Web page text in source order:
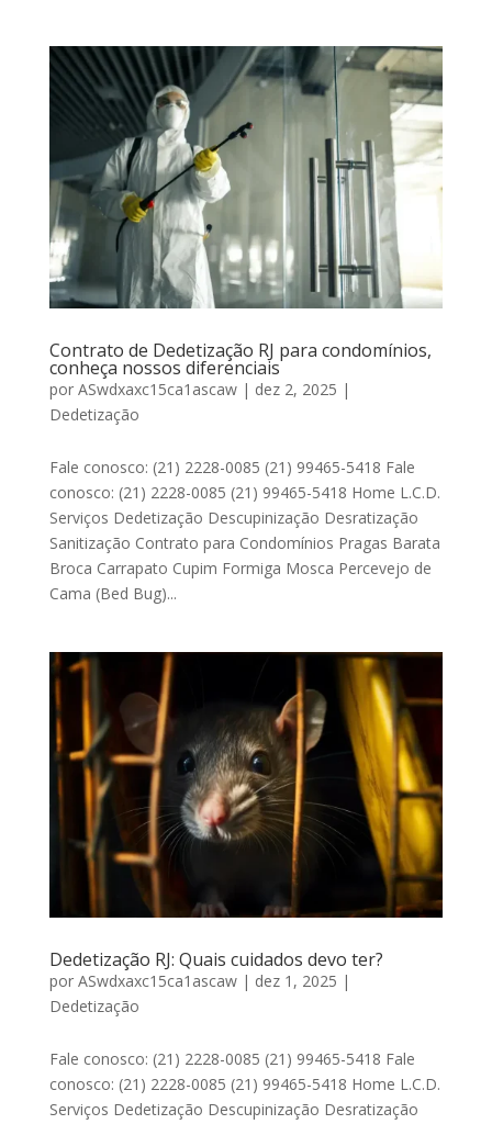
Contrato de Dedetização RJ para condomínios,
conheça nossos diferenciais
por ASwdxaxc15ca1ascaw| dez 2, 2025 |
Dedetização
Fale conosco: (21) 2228-0085 (21) 99465-5418 Fale
conosco: (21) 2228-0085 (21) 99465-5418 Home L.C.D.
Serviços Dedetização Descupinização Desratização
Sanitização Contrato para Condomínios Pragas Barata
Broca Carrapato Cupim Formiga Mosca Percevejo de
Cama (Bed Bug)...
Dedetização RJ: Quais cuidados devo ter?
por ASwdxaxc15ca1ascaw| dez 1, 2025 |
Dedetização
Fale conosco: (21) 2228-0085 (21) 99465-5418 Fale
conosco: (21) 2228-0085 (21) 99465-5418 Home L.C.D.
Serviços Dedetização Descupinização Desratização